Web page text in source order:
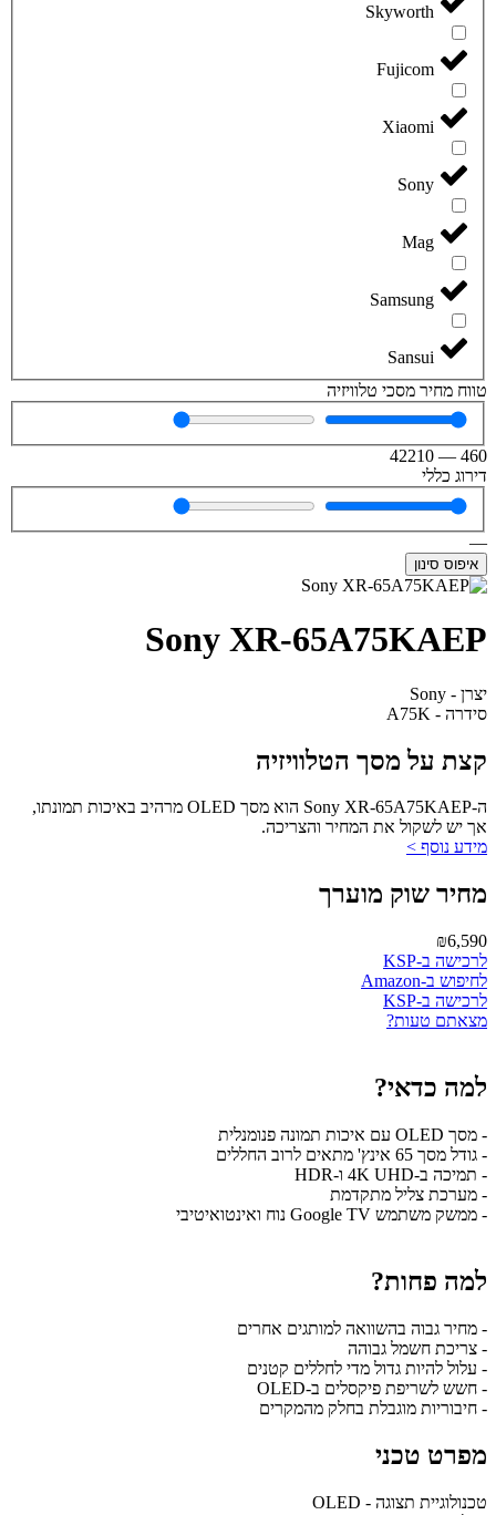
Skyworth
Fujicom
Xiaomi
Sony
Mag
Samsung
Sansui
טווח מחיר מסכי טלוויזיה
460
—
42210
דירוג כללי
—
איפוס סינון
Sony XR-65A75KAEP
יצרן - Sony
סידרה - A75K
קצת על מסך הטלוויזיה
ה-Sony XR-65A75KAEP הוא מסך OLED מרהיב באיכות תמונתו,
אך יש לשקול את המחיר והצריכה.
מידע נוסף >
מחיר שוק מוערך
₪6,590
לרכישה ב-KSP
לחיפוש ב-Amazon
לרכישה ב-KSP
מצאתם טעות?
למה כדאי?
- מסך OLED עם איכות תמונה פנומנלית
- גודל מסך 65 אינץ' מתאים לרוב החללים
- תמיכה ב-4K UHD ו-HDR
- מערכת צליל מתקדמת
- ממשק משתמש Google TV נוח ואינטואיטיבי
למה פחות?
- מחיר גבוה בהשוואה למותגים אחרים
- צריכת חשמל גבוהה
- עלול להיות גדול מדי לחללים קטנים
- חשש לשריפת פיקסלים ב-OLED
- חיבוריות מוגבלת בחלק מהמקרים
מפרט טכני
טכנולוגיית תצוגה - OLED